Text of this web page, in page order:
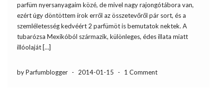
parfüm nyersanyagaim közé, de mivel nagy rajongótábora van,
ezért úgy döntöttem írok erről az összetevőről pár sort, és a
szemléletesség kedvéért 2 parfümöt is bemutatok nektek. A
tubarózsa Mexikóból származik, különleges, édes illata miatt
illóolaját […]
by Parfumblogger - 2014-01-15 - 1 Comment